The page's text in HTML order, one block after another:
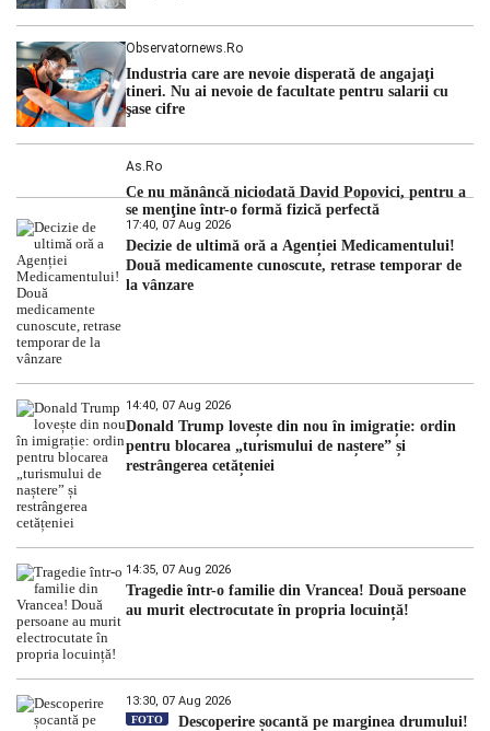
Observatornews.ro
Industria care are nevoie disperată de angajaţi
tineri. Nu ai nevoie de facultate pentru salarii cu
şase cifre
As.ro
Ce nu mănâncă niciodată David Popovici, pentru a
se menţine într-o formă fizică perfectă
17:40, 07 Aug 2026
Decizie de ultimă oră a Agenției Medicamentului!
Două medicamente cunoscute, retrase temporar de
la vânzare
14:40, 07 Aug 2026
Donald Trump lovește din nou în imigrație: ordin
pentru blocarea „turismului de naștere” și
restrângerea cetățeniei
14:35, 07 Aug 2026
Tragedie într-o familie din Vrancea! Două persoane
au murit electrocutate în propria locuință!
13:30, 07 Aug 2026
FOTO
Descoperire șocantă pe marginea drumului!